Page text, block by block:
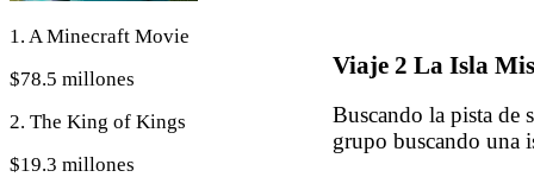
1. A Minecraft Movie
$78.5 millones
2. The King of Kings
$19.3 millones
Viaje 2 La Isla
Buscando la pista de
grupo buscando una